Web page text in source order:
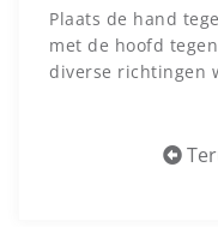
Plaats de hand
met de hoofd
diverse richtingen